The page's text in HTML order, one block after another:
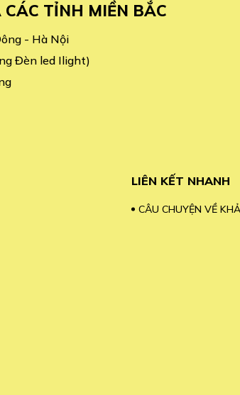
TỈNH MIỀN BẮC
- Hà Nội
Đèn led Ilight)
LIÊN KẾT NHANH
CÂU CHUYỆN VỀ